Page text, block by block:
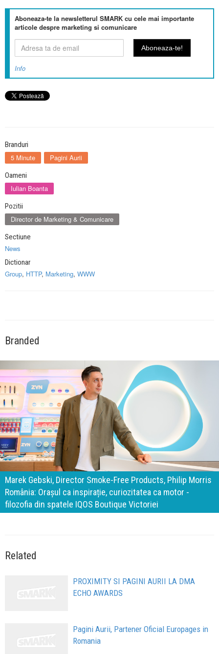
Aboneaza-te la newsletterul SMARK cu cele mai importante
articole despre marketing si comunicare
Info
Branduri
5 Minute Pagini Aurii
Oameni
Iulian Boanta
Pozitii
Director de Marketing & Comunicare
Sectiune
News
Dictionar
Group, HTTP, Marketing, WWW
Branded
140 de ani de Mercedes-Benz. Ramona Pîrlog: Cel mai
important „test al timpului” este să inovăm constant, dar
cu aceeași responsabilitate față de oameni, siguranță și
calitate
Related
PROXIMITY SI PAGINI AURII LA DMA
ECHO AWARDS
Pagini Aurii, Partener Oficial Europages in
Romania